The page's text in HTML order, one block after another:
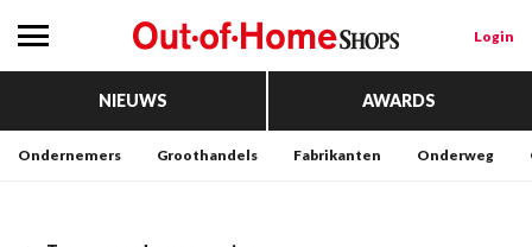
Login
NIEUWS AWARDS
Ondernemers Groothandels Fabrikanten Onderweg